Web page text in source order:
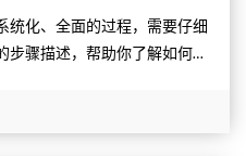
统化、全面的过程，需要仔细
步骤描述，帮助你了解如何一